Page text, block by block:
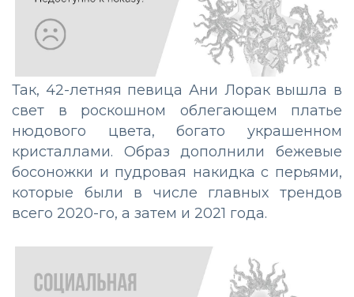
Так, 42-летняя певица Ани Лорак вышла в
свет в роскошном облегающем платье
нюдового цвета, богато украшенном
кристаллами. Образ дополнили бежевые
босоножки и пудровая накидка с перьями,
которые были в числе главных трендов
всего 2020-го, а затем и 2021 года.